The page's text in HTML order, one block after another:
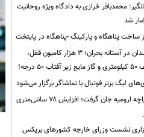
محمدباقر خرازی به دادگاه ویژه روحانیت
شد
ساخت پناهگاه و پارکینگ -پناهگاه در پایتخت
ریمـدان در آستانه بحران؛ ۳ هزار کامیون قفل،
۵۰ درجه!
لیگ برتر فوتبال با تماشاگر برگزار می‌شود
دریاچه ارومیه جان گرفت؛ افزایش ۷۸ سانتی‌متری
نشست وزرای خارجه کشورهای بریکس